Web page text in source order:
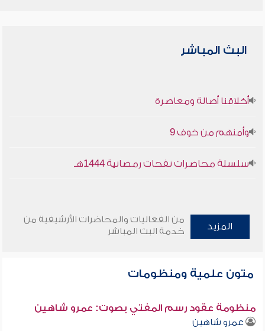
البث المباشر
أخلاقنا أصالة ومعاصرة
وأمنهم من خوف 9
سلسلة محاضرات نفحات رمضانية 1444هـ
المزيد
من الفعاليات والمحاضرات الأرشيفية من
خدمة البث المباشر
متون علمية ومنظومات
منظومة عقود رسم المفتي بصوت: عمرو شاهين
عمرو شاهين